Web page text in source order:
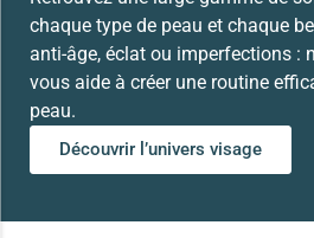
chaque type de peau et chaque
anti-âge, éclat ou imperfections :
vous aide à créer une routine
peau.
Découvrir l’univers visage